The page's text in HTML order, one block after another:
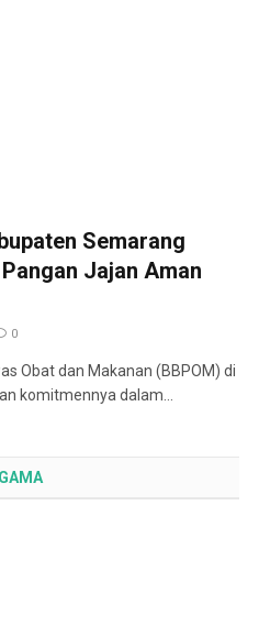
Semarang
Jajan Aman
0
Obat dan Makanan (BBPOM) di
komitmennya dalam…